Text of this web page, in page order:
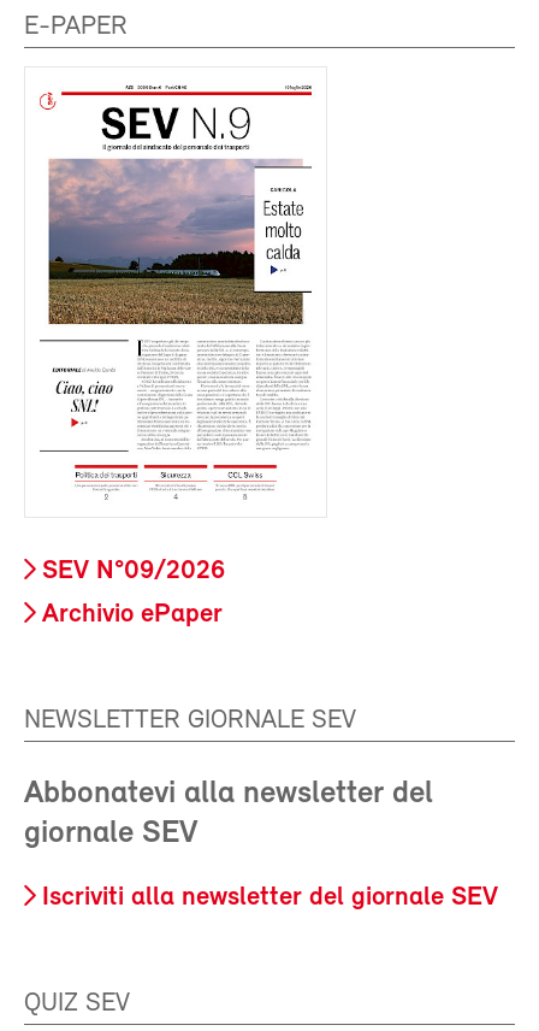
E-PAPER
SEV N°09/2026
Archivio ePaper
NEWSLETTER GIORNALE SEV
Abbonatevi alla newsletter del
giornale SEV
Iscriviti alla newsletter del giornale SEV
QUIZ SEV